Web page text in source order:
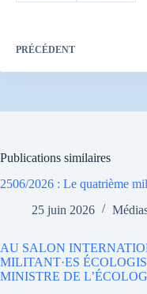
PRÉCÉDENT
Publications similaires
2506/2026 : Le quatrième
25 juin 2026
AU SALON
MILITANT·ES
MINISTRE DE